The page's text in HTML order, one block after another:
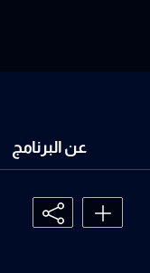
عن البرنامج